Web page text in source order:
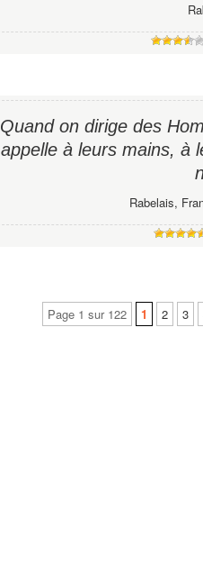
Quand on dirige des
appelle à leurs mains, à
Rabelais,
Page 1 sur 122 1 2 3